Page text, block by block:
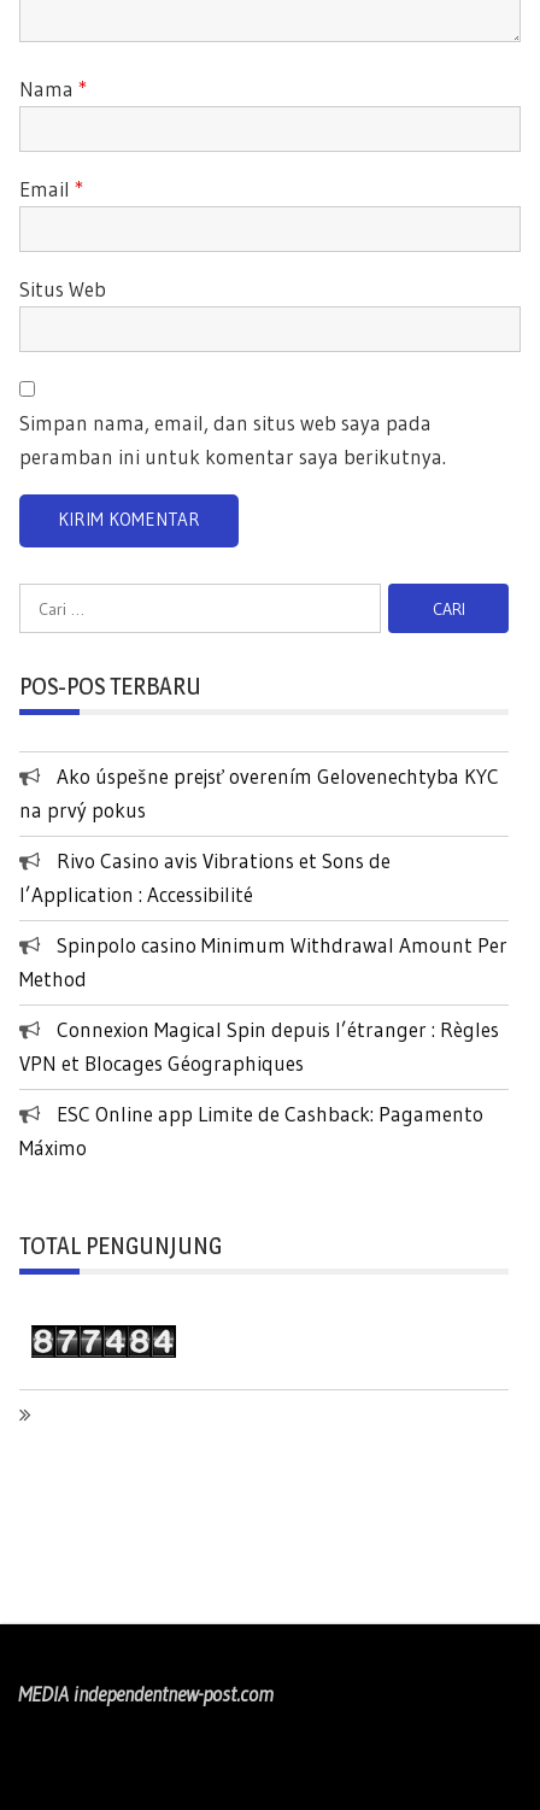
Nama *
Email *
Situs Web
Simpan nama, email, dan situs web saya pada
peramban ini untuk komentar saya berikutnya.
a
t
k
:
POS-POS TERBARU
Ako úspešne prejsť overením Gelovenechtyba KYC
na prvý pokus
Rivo Casino avis Vibrations et Sons de
l’Application : Accessibilité
Spinpolo casino Minimum Withdrawal Amount Per
Method
Connexion Magical Spin depuis l’étranger : Règles
VPN et Blocages Géographiques
ESC Online app Limite de Cashback: Pagamento
Máximo
TOTAL PENGUNJUNG
MEDIA independentnew-post.com